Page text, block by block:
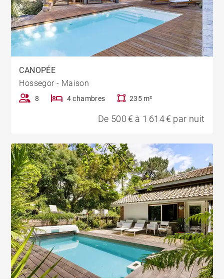
CANOPÉE
Hossegor - Maison
8 4 chambres 235 m²
De 500 € à 1 614 € par nuit